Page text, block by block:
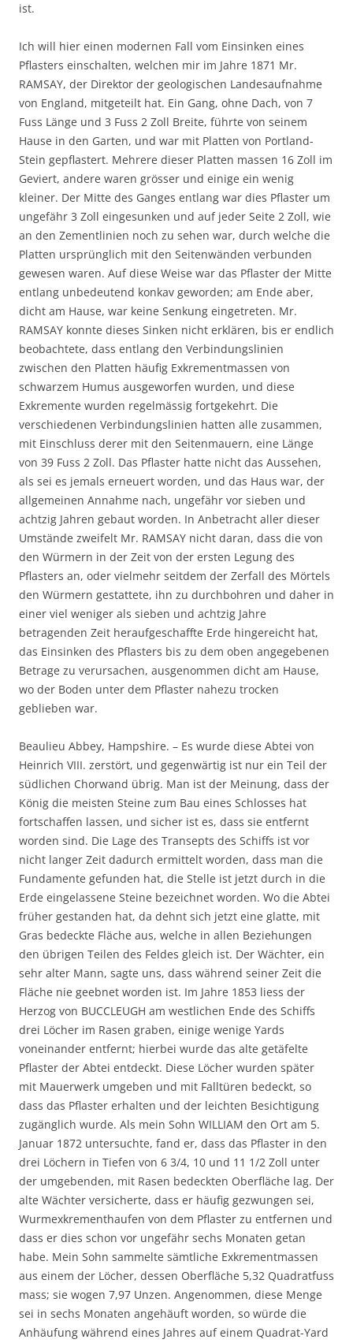
ist.
Ich will hier einen modernen Fall vom Einsinken eines
Pflasters einschalten, welchen mir im Jahre 1871 Mr.
RAMSAY, der Direktor der geologischen Landesaufnahme
von England, mitgeteilt hat. Ein Gang, ohne Dach, von 7
Fuss Länge und 3 Fuss 2 Zoll Breite, führte von seinem
Hause in den Garten, und war mit Platten von Portland-
Stein gepflastert. Mehrere dieser Platten massen 16 Zoll im
Geviert, andere waren grösser und einige ein wenig
kleiner. Der Mitte des Ganges entlang war dies Pflaster um
ungefähr 3 Zoll eingesunken und auf jeder Seite 2 Zoll, wie
an den Zementlinien noch zu sehen war, durch welche die
Platten ursprünglich mit den Seitenwänden verbunden
gewesen waren. Auf diese Weise war das Pflaster der Mitte
entlang unbedeutend konkav geworden; am Ende aber,
dicht am Hause, war keine Senkung eingetreten. Mr.
RAMSAY konnte dieses Sinken nicht erklären, bis er endlich
beobachtete, dass entlang den Verbindungslinien
zwischen den Platten häufig Exkrementmassen von
schwarzem Humus ausgeworfen wurden, und diese
Exkremente wurden regelmässig fortgekehrt. Die
verschiedenen Verbindungslinien hatten alle zusammen,
mit Einschluss derer mit den Seitenmauern, eine Länge
von 39 Fuss 2 Zoll. Das Pflaster hatte nicht das Aussehen,
als sei es jemals erneuert worden, und das Haus war, der
allgemeinen Annahme nach, ungefähr vor sieben und
achtzig Jahren gebaut worden. In Anbetracht aller dieser
Umstände zweifelt Mr. RAMSAY nicht daran, dass die von
den Würmern in der Zeit von der ersten Legung des
Pflasters an, oder vielmehr seitdem der Zerfall des Mörtels
den Würmern gestattete, ihn zu durchbohren und daher in
einer viel weniger als sieben und achtzig Jahre
betragenden Zeit heraufgeschaffte Erde hingereicht hat,
das Einsinken des Pflasters bis zu dem oben angegebenen
Betrage zu verursachen, ausgenommen dicht am Hause,
wo der Boden unter dem Pflaster nahezu trocken
geblieben war.
Beaulieu Abbey, Hampshire. – Es wurde diese Abtei von
Heinrich VIII. zerstört, und gegenwärtig ist nur ein Teil der
südlichen Chorwand übrig. Man ist der Meinung, dass der
König die meisten Steine zum Bau eines Schlosses hat
fortschaffen lassen, und sicher ist es, dass sie entfernt
worden sind. Die Lage des Transepts des Schiffs ist vor
nicht langer Zeit dadurch ermittelt worden, dass man die
Fundamente gefunden hat, die Stelle ist jetzt durch in die
Erde eingelassene Steine bezeichnet worden. Wo die Abtei
früher gestanden hat, da dehnt sich jetzt eine glatte, mit
Gras bedeckte Fläche aus, welche in allen Beziehungen
den übrigen Teilen des Feldes gleich ist. Der Wächter, ein
sehr alter Mann, sagte uns, dass während seiner Zeit die
Fläche nie geebnet worden ist. Im Jahre 1853 liess der
Herzog von BUCCLEUGH am westlichen Ende des Schiffs
drei Löcher im Rasen graben, einige wenige Yards
voneinander entfernt; hierbei wurde das alte getäfelte
Pflaster der Abtei entdeckt. Diese Löcher wurden später
mit Mauerwerk umgeben und mit Falltüren bedeckt, so
dass das Pflaster erhalten und der leichten Besichtigung
zugänglich wurde. Als mein Sohn WILLIAM den Ort am 5.
Januar 1872 untersuchte, fand er, dass das Pflaster in den
drei Löchern in Tiefen von 6 3/4, 10 und 11 1/2 Zoll unter
der umgebenden, mit Rasen bedeckten Oberfläche lag. Der
alte Wächter versicherte, dass er häufig gezwungen sei,
Wurmexkrementhaufen von dem Pflaster zu entfernen und
dass er dies schon vor ungefähr sechs Monaten getan
habe. Mein Sohn sammelte sämtliche Exkrementmassen
aus einem der Löcher, dessen Oberfläche 5,32 Quadratfuss
mass; sie wogen 7,97 Unzen. Angenommen, diese Menge
sei in sechs Monaten angehäuft worden, so würde die
Anhäufung während eines Jahres auf einem Quadrat-Yard